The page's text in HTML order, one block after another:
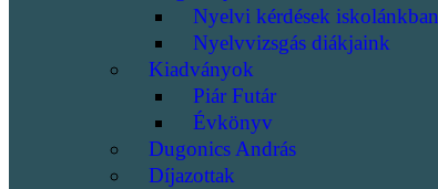
Nyelvi kérdések iskolánkban
Nyelvvizsgás diákjaink
Kiadványok
Piár Futár
Évkönyv
Dugonics András
Díjazottak